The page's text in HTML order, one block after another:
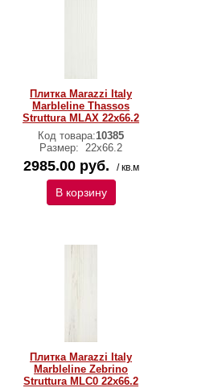
Плитка Marazzi Italy
Marbleline Thassos
Struttura MLAX 22х66.2
Код товара:10385
Размер: 22х66.2
2985.00 руб. / кв.м
В корзину
Плитка Marazzi Italy
Marbleline Zebrino
Struttura MLC0 22х66.2